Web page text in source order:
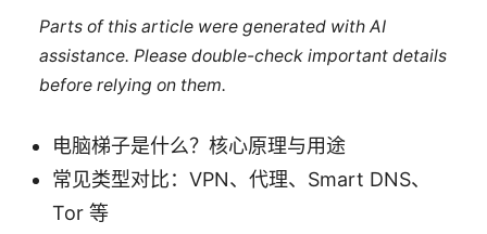
Parts of this article were generated with AI
assistance. Please double-check important details
before relying on them.
电脑梯子是什么？核心原理与用途
常见类型对比：VPN、代理、Smart DNS、
Tor 等